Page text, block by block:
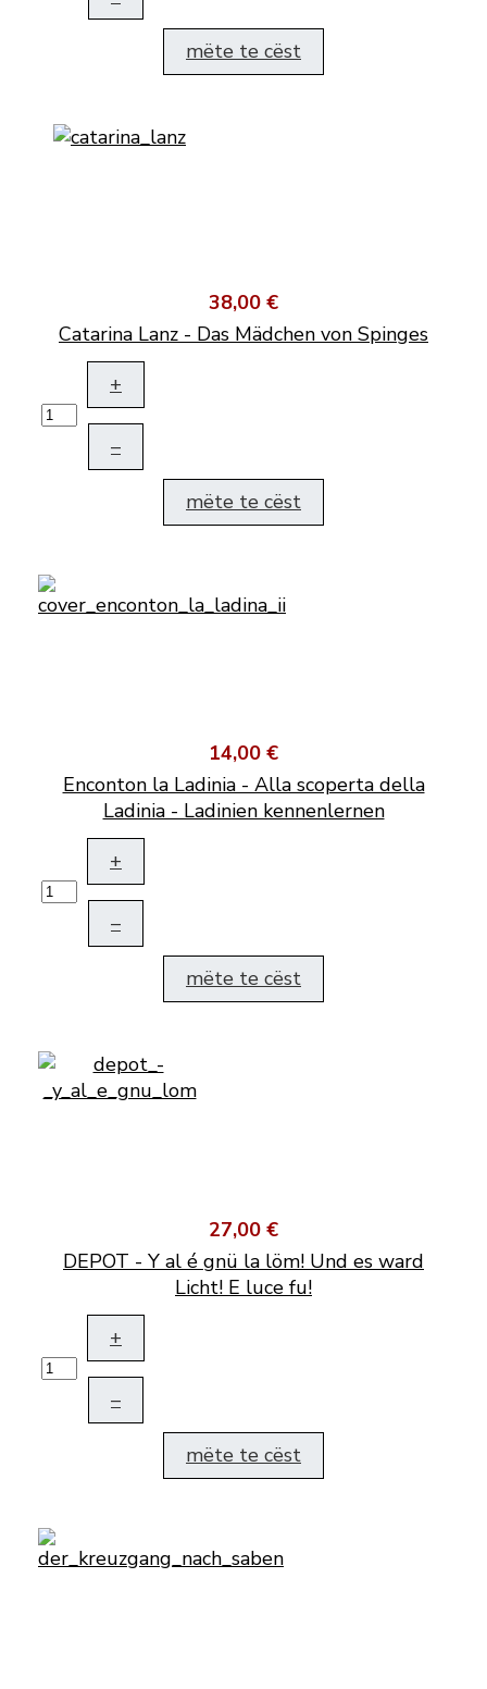
mëte te cëst
38,00 €
Catarina Lanz - Das Mädchen von Spinges
+
–
mëte te cëst
14,00 €
Enconton la Ladinia - Alla scoperta della
Ladinia - Ladinien kennenlernen
+
–
mëte te cëst
27,00 €
DEPOT - Y al é gnü la löm! Und es ward
Licht! E luce fu!
+
–
mëte te cëst